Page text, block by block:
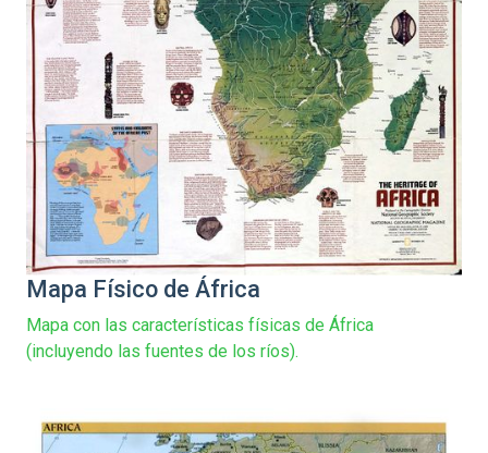
Mapa Físico de África
Mapa con las características físicas de África
(incluyendo las fuentes de los ríos).